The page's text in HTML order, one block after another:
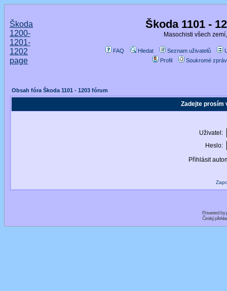
Škoda
1200-
1201-
1202
page
Škoda 1101 -
Masochisti všech
FAQ Hledat Seznam uživatelů
Profil
Soukromé
Obsah fóra Škoda 1101 - 1203 fórum
Zadejte prosím
Uživatel:
Heslo:
Přihlásit
Powered by
Český